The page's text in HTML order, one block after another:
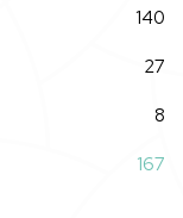
140
27
8
167